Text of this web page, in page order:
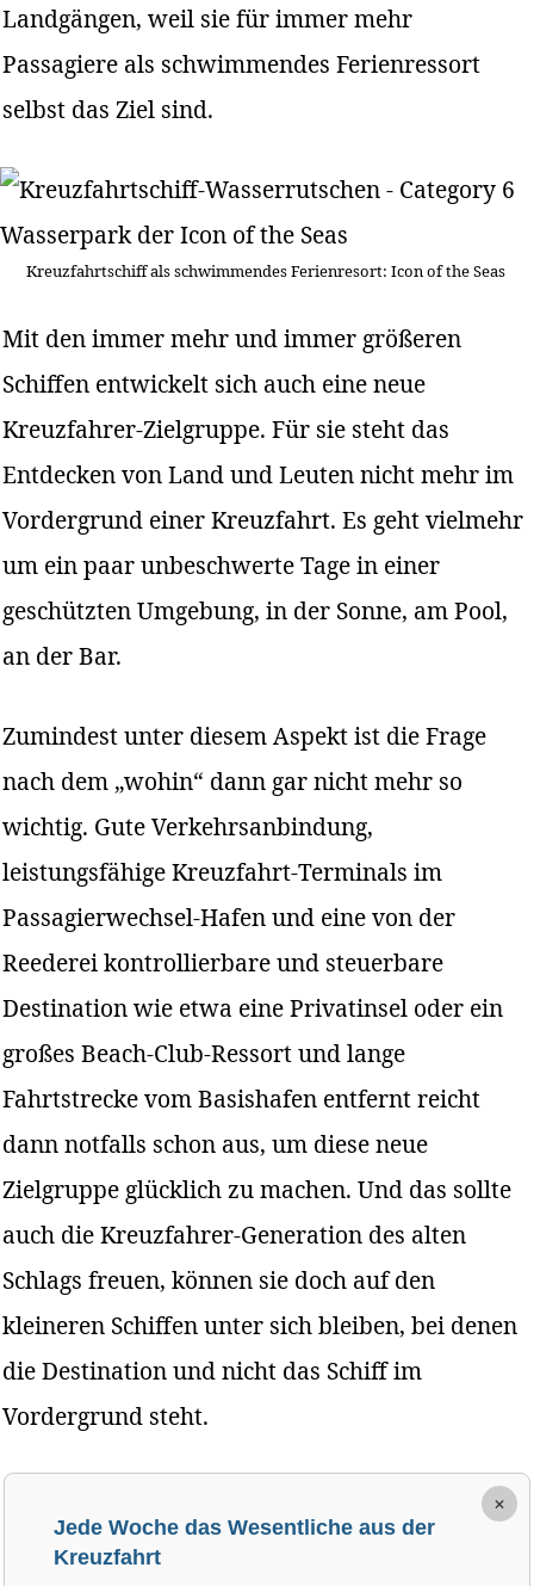
Landgängen, weil sie für immer mehr
Passagiere als schwimmendes Ferienressort
selbst das Ziel sind.
Kreuzfahrtschiff als schwimmendes Ferienresort: Icon of the Seas
Mit den immer mehr und immer größeren
Schiffen entwickelt sich auch eine neue
Kreuzfahrer-Zielgruppe. Für sie steht das
Entdecken von Land und Leuten nicht mehr im
Vordergrund einer Kreuzfahrt. Es geht vielmehr
um ein paar unbeschwerte Tage in einer
geschützten Umgebung, in der Sonne, am Pool,
an der Bar.
Zumindest unter diesem Aspekt ist die Frage
nach dem „wohin“ dann gar nicht mehr so
wichtig. Gute Verkehrsanbindung,
leistungsfähige Kreuzfahrt-Terminals im
Passagierwechsel-Hafen und eine von der
Reederei kontrollierbare und steuerbare
Destination wie etwa eine Privatinsel oder ein
großes Beach-Club-Ressort und lange
Fahrtstrecke vom Basishafen entfernt reicht
dann notfalls schon aus, um diese neue
Zielgruppe glücklich zu machen. Und das sollte
auch die Kreuzfahrer-Generation des alten
Schlags freuen, können sie doch auf den
kleineren Schiffen unter sich bleiben, bei denen
die Destination und nicht das Schiff im
Vordergrund steht.
×
Jede Woche das Wesentliche aus der
Kreuzfahrt